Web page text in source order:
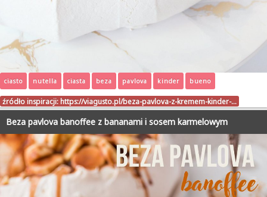
ciasto nutella ciasta beza pavlova kinder bueno
źródło inspiracji: https://viagusto.pl/beza-pavlova-z-kremem-kinder-…
Beza pavlova banoffee z bananami i sosem karmelowym